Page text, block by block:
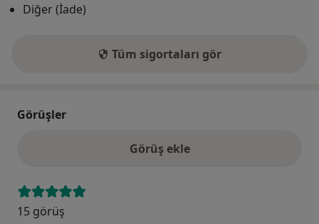
Diğer (İade)
Tüm sigortaları gör
Görüşler
Görüş ekle
15 görüş